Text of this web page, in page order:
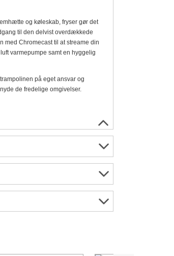
og køleskab, fryser gør det
til den delvist overdækkede
med Chromecast til at streame din
varmepumpe samt en hyggelig
på eget ansvar og
de fredelige omgivelser.